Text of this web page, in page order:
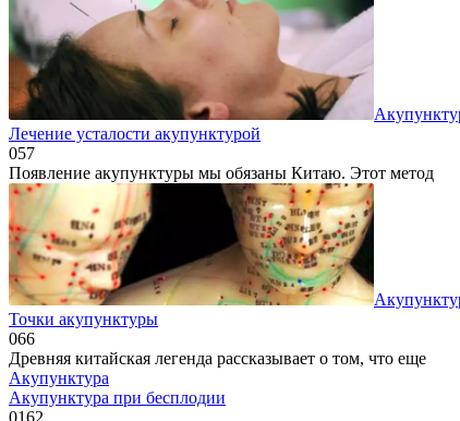
Лечение усталости акупунктурой
057
Появление акупунктуры мы обязаны Китаю. Этот метод
Точки акупунктуры
066
Древняя китайская легенда рассказывает о том, что еще
Акупунктура
Акупунктура при бесплодии
0162